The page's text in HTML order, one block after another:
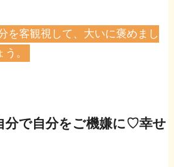
を客観視して、大いに褒めまし
。
分で自分をご機嫌に♡幸せ